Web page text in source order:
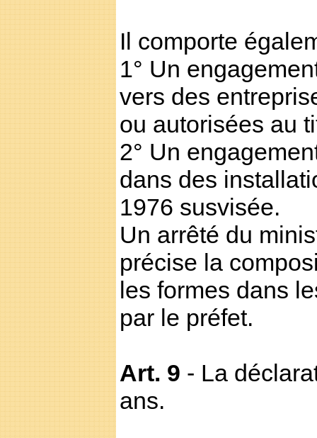
Il comporte
1° Un
vers des
ou autorisées au
2° Un
dans des
1976 susvisée.
Un arrêté du
précise la
les formes dans
par le préfet.
Art. 9 - La
ans.